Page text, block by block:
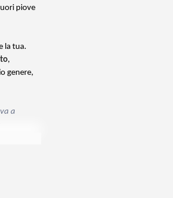
piove
la tua.
,
genere,
a